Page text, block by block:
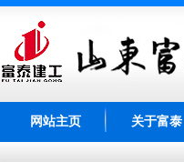
网站主页 关于富泰